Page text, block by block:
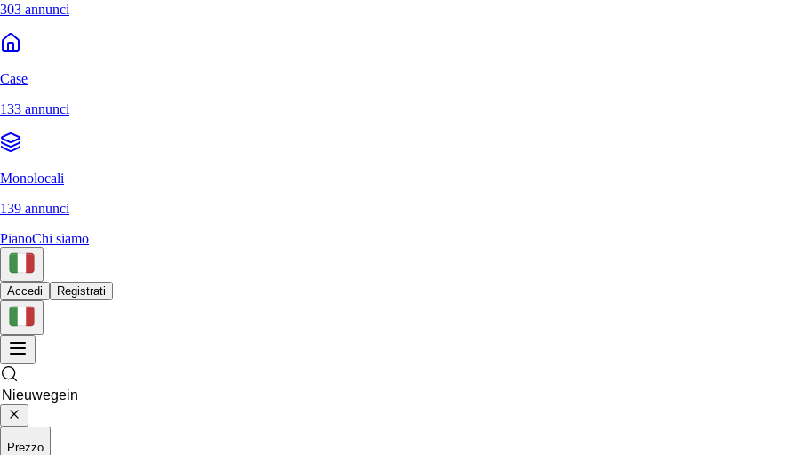
303 annunci
Case
133 annunci
Monolocali
139 annunci
PianoChi siamo
Accedi Registrati
Prezzo